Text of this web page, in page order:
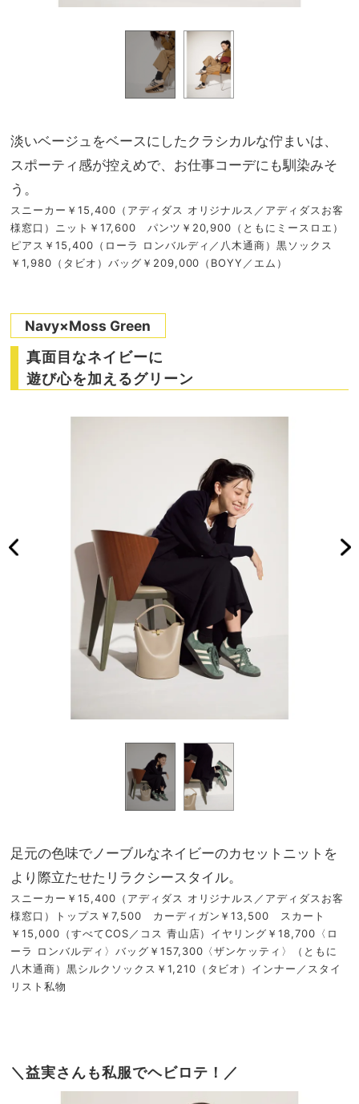
淡いベージュをベースにしたクラシカルな佇まいは、
スポーティ感が控えめで、お仕事コーデにも馴染みそ
う。
スニーカー￥15,400（アディダス オリジナルス／アディダスお客
様窓口）ニット￥17,600 パンツ￥20,900（ともにミースロエ）
ピアス￥15,400（ローラ ロンバルディ／八木通商）黒ソックス
￥1,980（タビオ）バッグ￥209,000（BOYY／エム）
Navy×Moss Green
真面目なネイビーに
遊び心を加えるグリーン
足元の色味でノーブルなネイビーのカセットニットを
より際立たせたリラクシースタイル。
スニーカー￥15,400（アディダス オリジナルス／アディダスお客
様窓口）トップス￥7,500 カーディガン￥13,500 スカート
￥15,000（すべてCOS／コス 青山店）イヤリング￥18,700〈ロ
ーラ ロンバルディ〉バッグ￥157,300〈ザンケッティ〉（ともに
八木通商）黒シルクソックス￥1,210（タビオ）インナー／スタイ
リスト私物
＼益実さんも私服でヘビロテ！／